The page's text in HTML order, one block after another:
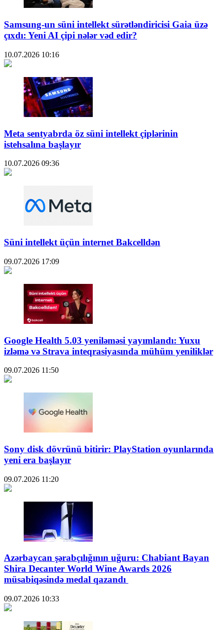
Samsung-un süni intellekt sürətləndiricisi Gaia üzə
çıxdı: Yeni AI çipi nələr vəd edir?
10.07.2026 10:16
Meta sentyabrda öz süni intellekt çiplərinin
istehsalına başlayır
10.07.2026 09:36
Süni intellekt üçün internet Bakcelldən
09.07.2026 17:09
Google Health 5.03 yeniləməsi yayımlandı: Yuxu
izləmə və Strava inteqrasiyasında mühüm yeniliklər
09.07.2026 11:50
Sony disk dövrünü bitirir: PlayStation oyunlarında
yeni era başlayır
09.07.2026 11:20
Azərbaycan şərabçılığının uğuru: Chabiant Bayan
Shira Decanter World Wine Awards 2026
müsabiqəsində medal qazandı
09.07.2026 10:33